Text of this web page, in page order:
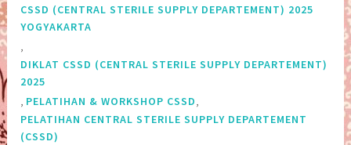
CSSD (CENTRAL STERILE SUPPLY DEPARTEMENT) 2025
YOGYAKARTA
,
DIKLAT CSSD (CENTRAL STERILE SUPPLY DEPARTEMENT)
2025
, PELATIHAN & WORKSHOP CSSD,
PELATIHAN CENTRAL STERILE SUPPLY DEPARTEMENT
(CSSD)